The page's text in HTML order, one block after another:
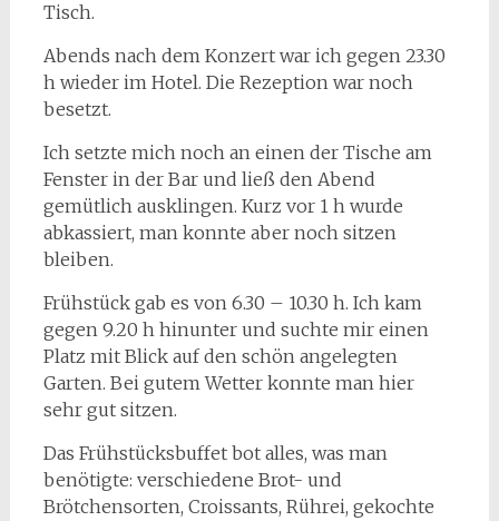
Tisch.
Abends nach dem Konzert war ich gegen 23.30
h wieder im Hotel. Die Rezeption war noch
besetzt.
Ich setzte mich noch an einen der Tische am
Fenster in der Bar und ließ den Abend
gemütlich ausklingen. Kurz vor 1 h wurde
abkassiert, man konnte aber noch sitzen
bleiben.
Frühstück gab es von 6.30 – 10.30 h. Ich kam
gegen 9.20 h hinunter und suchte mir einen
Platz mit Blick auf den schön angelegten
Garten. Bei gutem Wetter konnte man hier
sehr gut sitzen.
Das Frühstücksbuffet bot alles, was man
benötigte: verschiedene Brot- und
Brötchensorten, Croissants, Rührei, gekochte